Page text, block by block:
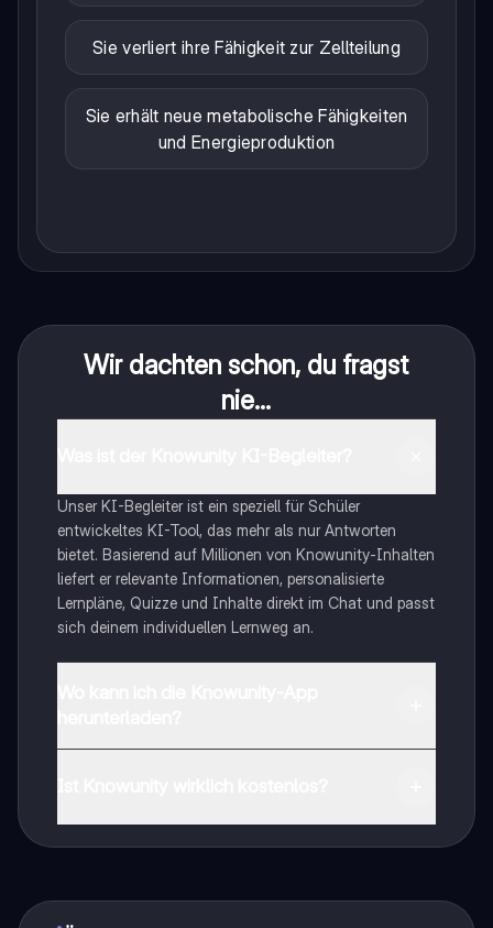
Sie verliert ihre Fähigkeit zur Zellteilung
Sie erhält neue metabolische Fähigkeiten
und Energieproduktion
Wir dachten schon, du fragst
nie...
Unser KI-Begleiter ist ein speziell für Schüler
entwickeltes KI-Tool, das mehr als nur Antworten
bietet. Basierend auf Millionen von Knowunity-Inhalten
liefert er relevante Informationen, personalisierte
Lernpläne, Quizze und Inhalte direkt im Chat und passt
sich deinem individuellen Lernweg an.